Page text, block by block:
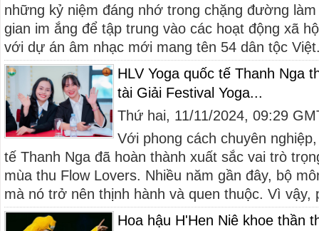
những kỷ niệm đáng nhớ trong chặng đường
gian im ắng để tập trung vào các hoạt động xã
với dự án âm nhạc mới mang tên 54 dân tộc
HLV Yoga quốc tế Thanh Nga
tài Giải Festival Yoga...
Thứ hai, 11/11/2024, 09:29
Với phong cách chuyên
tế Thanh Nga đã hoàn thành xuất sắc vai trò
mùa thu Flow Lovers. Nhiều năm gần đây, bộ
mà nó trở nên thịnh hành và quen thuộc. Vì vậy,
Hoa hậu H'Hen Niê khoe thần